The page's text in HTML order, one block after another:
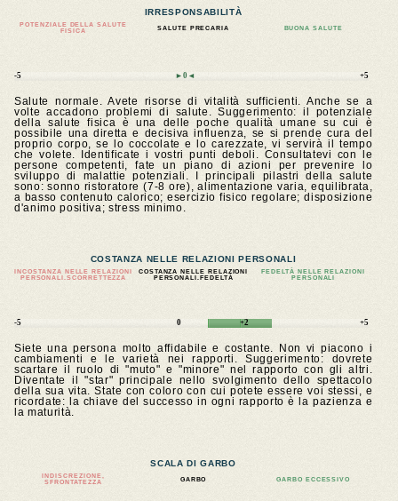
IRRESPONSABILITÀ
POTENZIALE DELLA SALUTE
FISICA
SALUTE PRECARIA BUONA SALUTE
-5 ►0◄ +5
Salute normale. Avete risorse di vitalità sufficienti. Anche se a
volte accadono problemi di salute. Suggerimento: il potenziale
della salute fisica è una delle poche qualità umane su cui è
possibile una diretta e decisiva influenza, se si prende cura del
proprio corpo, se lo coccolate e lo carezzate, vi servirà il tempo
che volete. Identificate i vostri punti deboli. Consultatevi con le
persone competenti, fate un piano di azioni per prevenire lo
sviluppo di malattie potenziali. I principali pilastri della salute
sono: sonno ristoratore (7-8 ore), alimentazione varia, equilibrata,
a basso contenuto calorico; esercizio fisico regolare; disposizione
d'animo positiva; stress minimo.
COSTANZA NELLE RELAZIONI PERSONALI
INCOSTANZA NELLE RELAZIONI
PERSONALI.SCORRETTEZZA
COSTANZA NELLE RELAZIONI
PERSONALI.FEDELTÀ
FEDELTÀ NELLE RELAZIONI
PERSONALI
-5 0 +2 +5
Siete una persona molto affidabile e costante. Non vi piacono i
cambiamenti e le varietà nei rapporti. Suggerimento: dovrete
scartare il ruolo di "muto" e "minore" nel rapporto con gli altri.
Diventate il "star" principale nello svolgimento dello spettacolo
della sua vita. State con coloro con cui potete essere voi stessi, e
ricordate: la chiave del successo in ogni rapporto è la pazienza e
la maturità.
SCALA DI GARBO
INDISCREZIONE,
SFRONTATEZZA
GARBO GARBO ECCESSIVO